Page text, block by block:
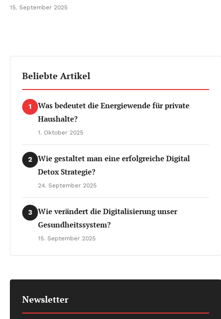
15. September 2025
Beliebte Artikel
1
Was bedeutet die Energiewende für private
Haushalte?
1. Oktober 2025
2
Wie gestaltet man eine erfolgreiche Digital
Detox Strategie?
24. September 2025
3
Wie verändert die Digitalisierung unser
Gesundheitssystem?
15. September 2025
Newsletter